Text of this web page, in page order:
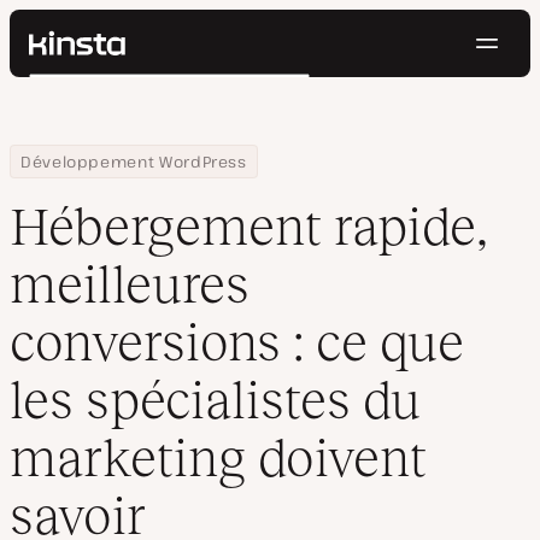
Kinsta®
Prix
Contact
Rechercher
Home
Centre de ressources
Blog
Développement WordPress
Hébergement rapide, meilleures conversions : ce que les
Hébergement rapide,
meilleures
conversions : ce que
les spécialistes du
marketing doivent
savoir